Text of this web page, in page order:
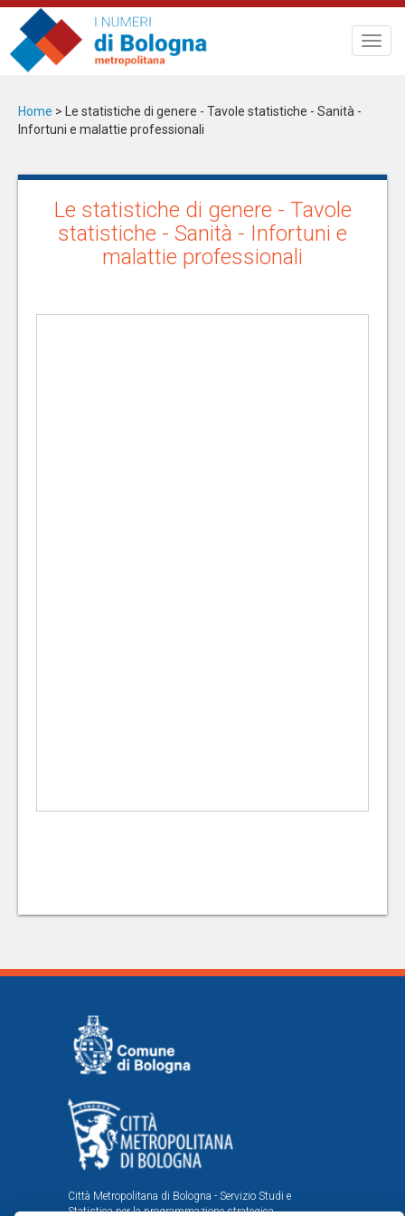
Salta
contenuto
principale
Home >
Le statistiche di genere - Tavole statistiche - Sanità -
Infortuni e malattie professionali
Le statistiche di genere - Tavole
statistiche - Sanità - Infortuni e
malattie professionali
Città Metropolitana di Bologna - Servizio Studi e
Statistica per la programmazione strategica